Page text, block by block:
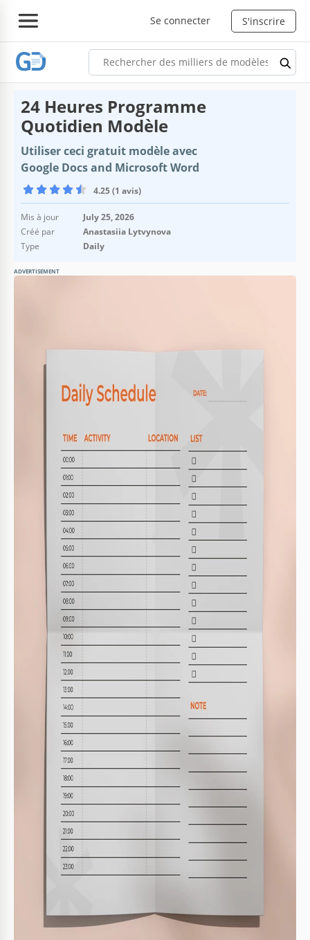
Se connecter S'inscrire
24 Heures Programme
Quotidien Modèle
Utiliser ceci gratuit modèle avec
Google Docs and Microsoft Word
4.25 (1 avis)
Mis à jour
July 25, 2026
Créé par
Anastasiia Lytvynova
Type
Daily
ADVERTISEMENT